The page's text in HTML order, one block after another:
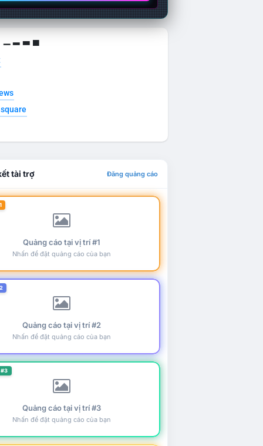
▁ ▂ ▃ ▄
tài trợ Đăng quảng cáo
Quảng cáo tại vị trí #1
Nhấn để đặt quảng cáo của bạn
Quảng cáo tại vị trí #2
Nhấn để đặt quảng cáo của bạn
Quảng cáo tại vị trí #3
Nhấn để đặt quảng cáo của bạn